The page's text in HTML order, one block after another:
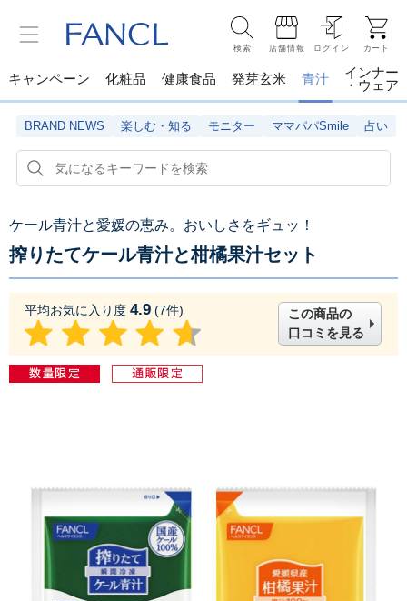
検索 店舗情報 ログイン カート
キャンペーン 化粧品 健康食品 発芽玄米 青汁
インナー
・ウェア
BRAND NEWS 楽しむ・知る モニター ママパパSmile 占い
ケール青汁と愛媛の恵み。おいしさをギュッ！
搾りたてケール青汁と柑橘果汁セット
平均お気に入り度 4.9 (7件)
この商品の
口コミを見る